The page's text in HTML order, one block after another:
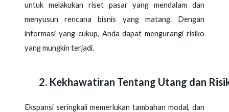
untuk melakukan riset pasar yang mendalam dan
menyusun rencana bisnis yang matang. Dengan
informasi yang cukup, Anda dapat mengurangi risiko
yang mungkin terjadi.
Kekhawatiran Tentang Utang dan
Ekspansi seringkali memerlukan tambahan modal, dan